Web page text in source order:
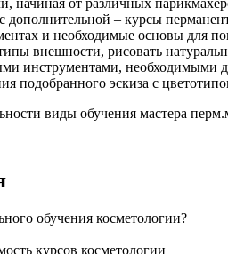
дополнительной – курсы
и необходимые основы для
внешности, рисовать
инструментами, необходимыми
подобранного эскиза с
виды обучения мастера
обучения косметологии?
курсов косметологии